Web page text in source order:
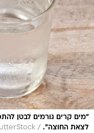
"מים קרים גורמים לבטן
לצאת החוצה". /